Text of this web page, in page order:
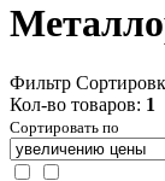
Фильтр
Кол-во товаров: 1
Сортировать по